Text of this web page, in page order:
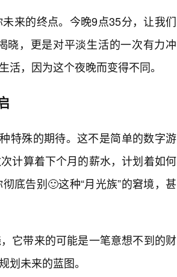
来的终点。今晚9点35分，让我们
晓，更是对平淡生活的一次有力冲
，因为这个夜晚而变得不同。
特殊的期待。这不是简单的数字游
计算着下个月的薪水，计划着如何
底告别🙂这种“月光族”的窘境，甚
它带来的可能是一笔意想不到的财
划未来的蓝图。